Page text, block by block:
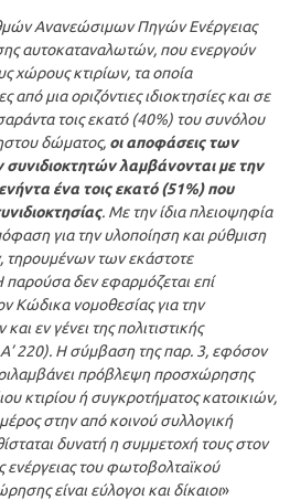
Ανανεώσιμων Πηγών Ενέργειας
αυτοκαταναλωτών, που ενεργούν
χώρους κτιρίων, τα οποία
μια οριζόντιες ιδιοκτησίες και σε
τοις εκατό (40%) του συνόλου
δώματος, οι αποφάσεις των
λαμβάνονται με την
ένα τοις εκατό (51%) που
. Με την ίδια πλειοψηφία
για την υλοποίηση και ρύθμιση
των εκάστοτε
δεν εφαρμόζεται επί
Κώδικα νομοθεσίας για την
εν γένει της πολιτιστικής
220). Η σύμβαση της παρ. 3, εφόσον
πρόβλεψη προσχώρησης
κτιρίου ή συγκροτήματος κατοικιών,
στην από κοινού συλλογική
δυνατή η συμμετοχή τους στον
ενέργειας του φωτοβολταϊκού
είναι εύλογοι και δίκαιοι»